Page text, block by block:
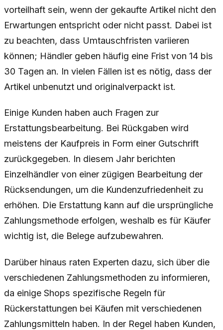
vorteilhaft sein, wenn der gekaufte Artikel nicht den
Erwartungen entspricht oder nicht passt. Dabei ist
zu beachten, dass Umtauschfristen variieren
können; Händler geben häufig eine Frist von 14 bis
30 Tagen an. In vielen Fällen ist es nötig, dass der
Artikel unbenutzt und originalverpackt ist.
Einige Kunden haben auch Fragen zur
Erstattungsbearbeitung. Bei Rückgaben wird
meistens der Kaufpreis in Form einer Gutschrift
zurückgegeben. In diesem Jahr berichten
Einzelhändler von einer zügigen Bearbeitung der
Rücksendungen, um die Kundenzufriedenheit zu
erhöhen. Die Erstattung kann auf die ursprüngliche
Zahlungsmethode erfolgen, weshalb es für Käufer
wichtig ist, die Belege aufzubewahren.
Darüber hinaus raten Experten dazu, sich über die
verschiedenen Zahlungsmethoden zu informieren,
da einige Shops spezifische Regeln für
Rückerstattungen bei Käufen mit verschiedenen
Zahlungsmitteln haben. In der Regel haben Kunden,